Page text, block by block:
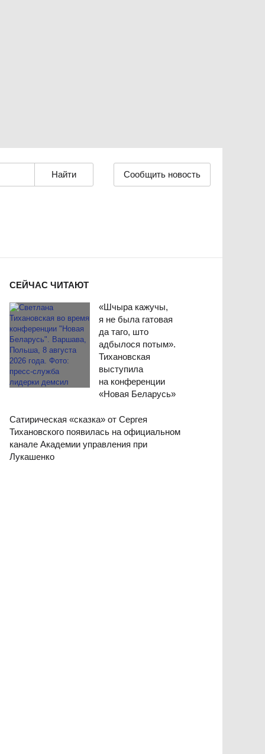
Сообщить новость
СЕЙЧАС ЧИТАЮТ
«Шчыра кажучы,
я не была гатовая
да таго, што
адбылося потым».
Тихановская
выступила
на конференции
«Новая Беларусь»
Сатирическая «сказка» от Сергея
Тихановского появилась на официальном
канале Академии управления при
Лукашенко